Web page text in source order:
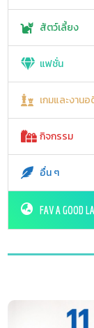
สัตว์เลี้ยง
แฟชั่น
เกมและงานอ
กิจกรรม
อื่น ๆ
FAV A GOOD